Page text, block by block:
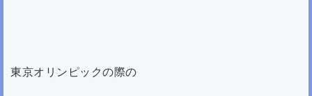
東京オリンピックの際の